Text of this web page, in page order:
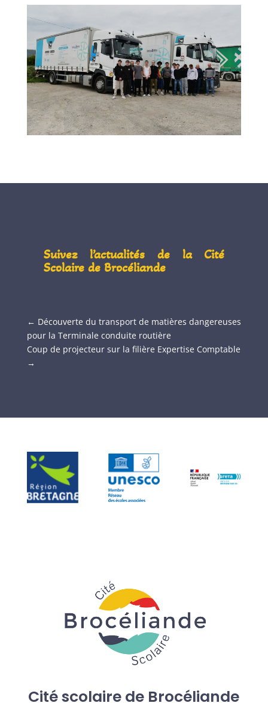
Suivez l’actualités de la Cité
Scolaire de Brocéliande
← Découverte du transport de matières dangereuses
pour la Terminale conduite routière
Coup de projecteur sur la filière Expertise Comptable
→
Cité scolaire de Brocéliande